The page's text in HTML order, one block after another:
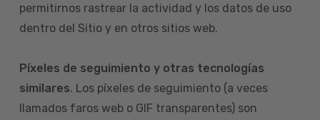
permitirnos rastrear la actividad y los datos de uso
dentro del Sitio y en otros sitios web.
Píxeles de seguimiento y otras tecnologías
similares. Los píxeles de seguimiento (a veces
llamados faros web o GIF transparentes) son